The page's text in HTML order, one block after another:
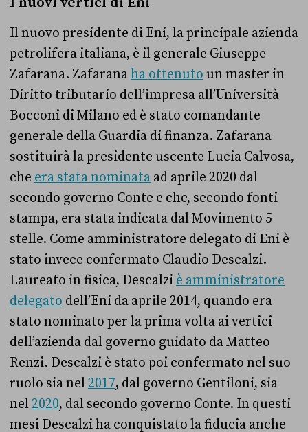
Il nuovo presidente di Eni, la principale azienda
petrolifera italiana, è il generale Giuseppe
Zafarana. Zafaranaha ottenuto un master in
Diritto tributario dell’impresa all’Università
Bocconi di Milano ed è stato comandante
generale della Guardia di finanza. Zafarana
sostituirà la presidente uscente Lucia Calvosa,
che era stata nominata ad aprile 2020 dal
secondo governo Conte e che, secondo fonti
stampa, era stata indicata dal Movimento 5
stelle. Come amministratore delegato di Eni è
stato invece confermato Claudio Descalzi.
Laureato in fisica, Descalzi è amministratore
delegato dell’Eni da aprile 2014, quando era
stato nominato per la prima volta ai vertici
dell’azienda dal governo guidato da Matteo
Renzi. Descalzi è stato poi confermato nel suo
ruolo sia nel2017, dal governo Gentiloni, sia
nel2020, dal secondo governo Conte. In questi
mesi Descalzi ha conquistato la fiducia anche